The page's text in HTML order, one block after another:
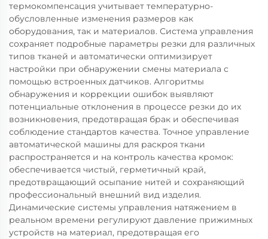
термокомпенсация учитывает температурно-
обусловленные изменения размеров как
оборудования, так и материалов. Система управления
сохраняет подробные параметры резки для различных
типов тканей и автоматически оптимизирует
настройки при обнаружении смены материала с
помощью встроенных датчиков. Алгоритмы
обнаружения и коррекции ошибок выявляют
потенциальные отклонения в процессе резки до их
возникновения, предотвращая брак и обеспечивая
соблюдение стандартов качества. Точное управление
автоматической машины для раскроя ткани
распространяется и на контроль качества кромок:
обеспечивается чистый, герметичный край,
предотвращающий осыпание нитей и сохраняющий
профессиональный внешний вид изделия.
Динамические системы управления натяжением в
реальном времени регулируют давление прижимных
устройств на материал, предотвращая его